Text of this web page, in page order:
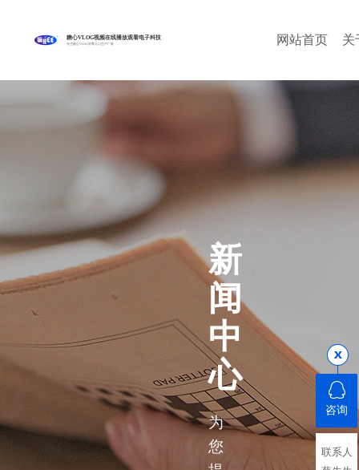
糖心VLOG视频在线播放观看电子科技
专注糖心VLOG官网入口生产厂家 网站首页 关
新
闻
中
心
为
您
咨询
联系人